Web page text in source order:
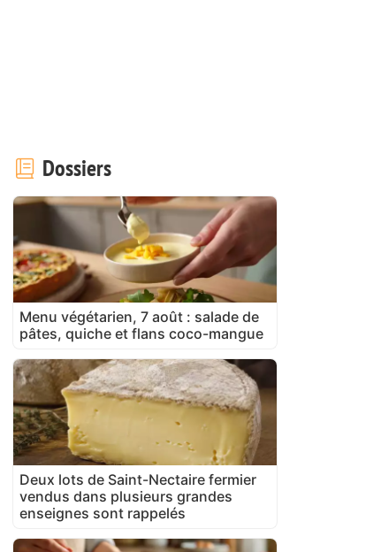
Dossiers
Menu végétarien, 7 août : salade de
pâtes, quiche et flans coco-mangue
Deux lots de Saint-Nectaire fermier
vendus dans plusieurs grandes
enseignes sont rappelés